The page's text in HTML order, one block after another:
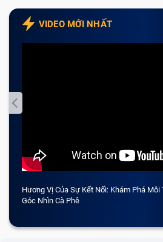
VIDEO MỚI NHẤT
Hương Vị Của Sự Kết Nối: Khám Phá
Góc Nhìn Cà Phê